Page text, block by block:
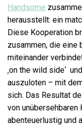
Handsome
herausstellt: ein
Diese Kooperation
zusammen, die eine
miteinander
‚on the wild side‘
auszuloten – mit
sich. Das Resultat
von
abenteuerlustig und